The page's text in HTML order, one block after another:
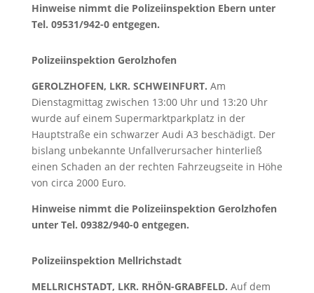
Hinweise nimmt die Polizeiinspektion Ebern unter
Tel. 09531/942-0 entgegen.
Polizeiinspektion Gerolzhofen
GEROLZHOFEN, LKR. SCHWEINFURT. Am
Dienstagmittag zwischen 13:00 Uhr und 13:20 Uhr
wurde auf einem Supermarktparkplatz in der
Hauptstraße ein schwarzer Audi A3 beschädigt. Der
bislang unbekannte Unfallverursacher hinterließ
einen Schaden an der rechten Fahrzeugseite in Höhe
von circa 2000 Euro.
Hinweise nimmt die Polizeiinspektion Gerolzhofen
unter Tel. 09382/940-0 entgegen.
Polizeiinspektion Mellrichstadt
MELLRICHSTADT, LKR. RHÖN-GRABFELD. Auf dem